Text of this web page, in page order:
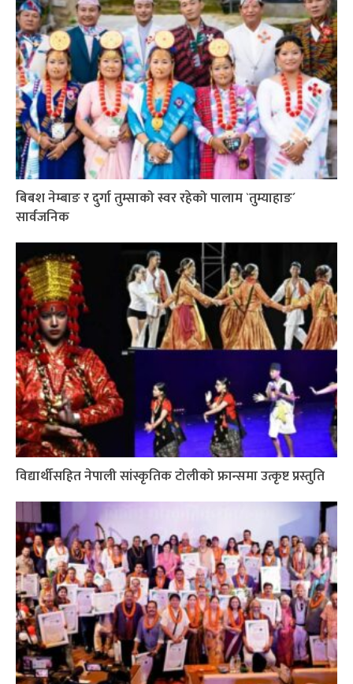
बिबश नेम्बाङ र दुर्गा तुम्साको स्वर रहेको पालाम `तुम्याहाङ´
सार्वजनिक
विद्यार्थीसहित नेपाली सांस्कृतिक टोलीको फ्रान्समा उत्कृष्ट प्रस्तुति